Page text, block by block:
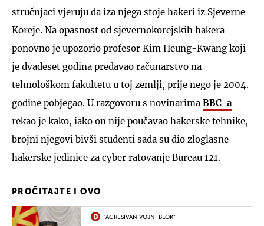
stručnjaci vjeruju da iza njega stoje hakeri iz Sjeverne
Koreje. Na opasnost od sjevernokorejskih hakera
ponovno je upozorio profesor Kim Heung-Kwang koji
je dvadeset godina predavao računarstvo na
tehnološkom fakultetu u toj zemlji, prije nego je 2004.
godine pobjegao. U razgovoru s novinarima BBC-a
rekao je kako, iako on nije poučavao hakerske tehnike,
brojni njegovi bivši studenti sada su dio zloglasne
hakerske jedinice za cyber ratovanje Bureau 121.
PROČITAJTE I OVO
"AGRESIVAN VOJNI BLOK"